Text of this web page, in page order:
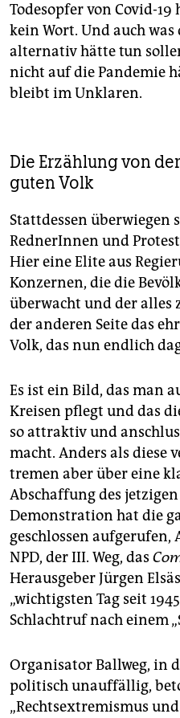
Todesopfer von Covid-
kein Wort. Und auch
alternativ hätte tun
nicht auf die Pandemie
bleibt im Unklaren.
Die Erzählung von
guten Volk
Stattdessen überwiegen
RednerInnen und
Hier eine Elite aus
Konzernen, die die
überwacht und der alles
der anderen Seite das
Volk, das nun endlich
Es ist ein Bild, das man
Kreisen pflegt und das
so attraktiv und
macht. Anders als diese
tremen aber über eine
Abschaffung des jetzigen
Demonstration hat die
geschlossen
NPD, der III. Weg, das
Herausgeber Jürgen
„wichtigsten Tag seit
Schlachtruf nach einem
Organisator Ballweg, in
politisch unauffällig,
„Rechtsextremismus